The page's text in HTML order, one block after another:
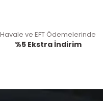
Havale ve EFT Ödemelerinde
%5 Ekstra İndirim